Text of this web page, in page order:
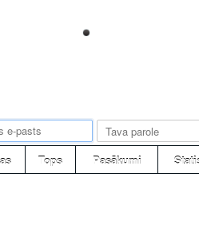
Tops Pasākumi